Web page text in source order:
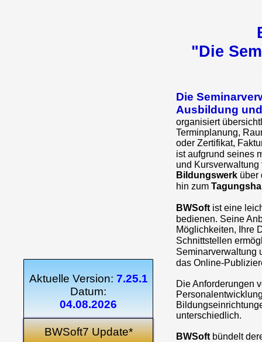
Die
Ausbildung
organisiert
Terminplanung,
oder Zertifikat,
ist aufgrund seines
und
Bildungswerk über
hin zum
BWSoft ist eine
bedienen. Seine
Möglichkeiten, Ihre
Schnittstellen
Seminarverwaltung
das Online-
Die Anforderungen
unterschiedlich.
BWSoft bündelt
Aktuelle Version: 7.25.1
Datum:
04.08.2026
BWSoft7 Update*
"Die